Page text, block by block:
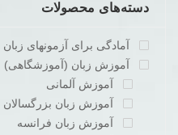
دسته‌های محصولات
آمادگی برای آزمونهای زبان
آموزش زبان (آموزشگاهی)
آموزش آلمانی
آموزش زبان بزرگسالان
آموزش زبان فرانسه